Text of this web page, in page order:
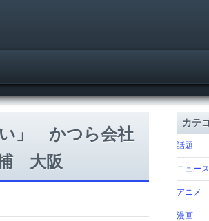
い」 かつら会社
大阪
カテ
話題
ニュース
アニメ
漫画